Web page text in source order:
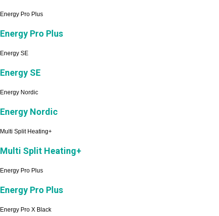
Energy Pro Plus
Energy Pro Plus
Energy SE
Energy SE
Energy Nordic
Energy Nordic
Multi Split Heating+
Multi Split Heating+
Energy Pro Plus
Energy Pro Plus
Energy Pro X Black